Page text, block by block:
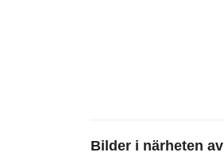
Bilder i närheten av